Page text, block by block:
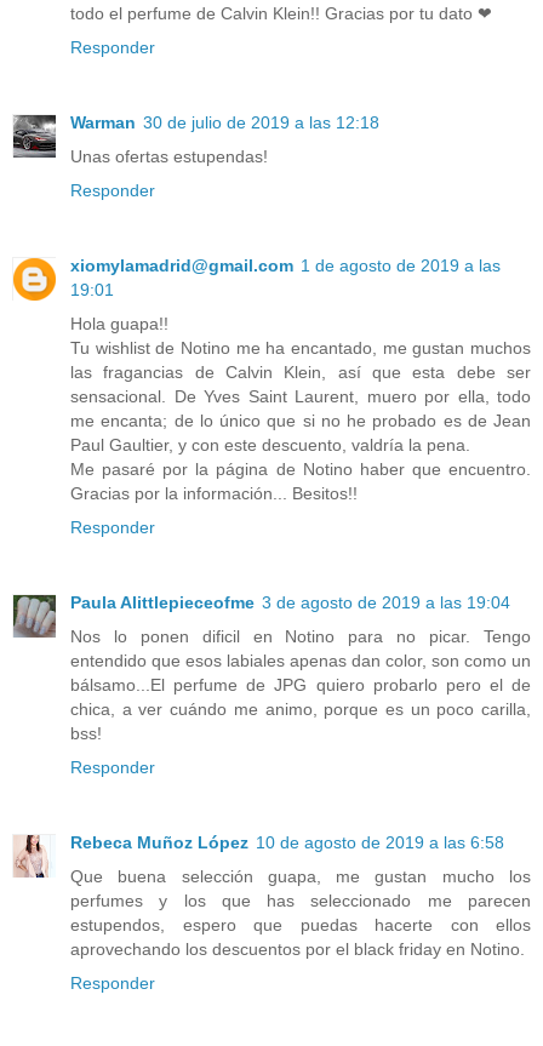
todo el perfume de Calvin Klein!! Gracias por tu dato ❤
Responder
Warman 30 de julio de 2019 a las 12:18
Unas ofertas estupendas!
Responder
xiomylamadrid@gmail.com 1 de agosto de 2019 a las
19:01
Hola guapa!!
Tu wishlist de Notino me ha encantado, me gustan muchos
las fragancias de Calvin Klein, así que esta debe ser
sensacional. De Yves Saint Laurent, muero por ella, todo
me encanta; de lo único que si no he probado es de Jean
Paul Gaultier, y con este descuento, valdría la pena.
Me pasaré por la página de Notino haber que encuentro.
Gracias por la información... Besitos!!
Responder
Paula Alittlepieceofme 3 de agosto de 2019 a las 19:04
Nos lo ponen dificil en Notino para no picar. Tengo
entendido que esos labiales apenas dan color, son como un
bálsamo...El perfume de JPG quiero probarlo pero el de
chica, a ver cuándo me animo, porque es un poco carilla,
bss!
Responder
Rebeca Muñoz López 10 de agosto de 2019 a las 6:58
Que buena selección guapa, me gustan mucho los
perfumes y los que has seleccionado me parecen
estupendos, espero que puedas hacerte con ellos
aprovechando los descuentos por el black friday en Notino.
Responder